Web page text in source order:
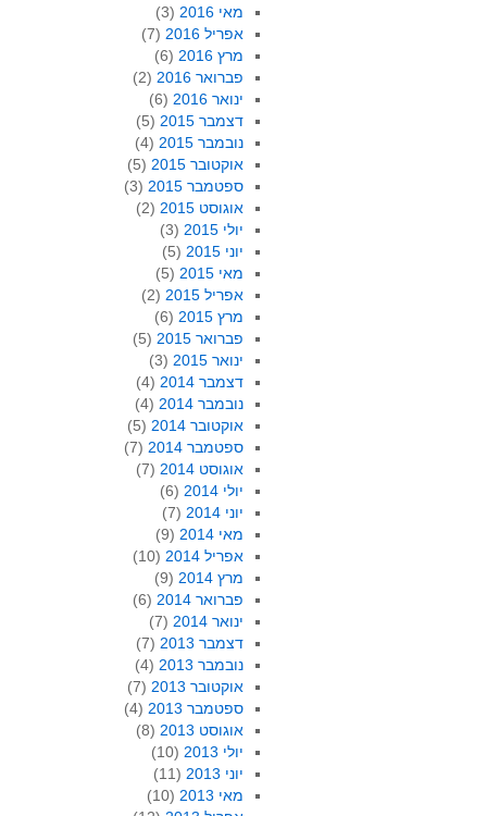
מאי 2016
(3)
אפריל 2016
(7)
מרץ 2016
(6)
פברואר 2016
(2)
ינואר 2016
(6)
דצמבר 2015
(5)
נובמבר 2015
(4)
אוקטובר 2015
(5)
ספטמבר 2015
(3)
אוגוסט 2015
(2)
יולי 2015
(3)
יוני 2015
(5)
מאי 2015
(5)
אפריל 2015
(2)
מרץ 2015
(6)
פברואר 2015
(5)
ינואר 2015
(3)
דצמבר 2014
(4)
נובמבר 2014
(4)
אוקטובר 2014
(5)
ספטמבר 2014
(7)
אוגוסט 2014
(7)
יולי 2014
(6)
יוני 2014
(7)
מאי 2014
(9)
אפריל 2014
(10)
מרץ 2014
(9)
פברואר 2014
(6)
ינואר 2014
(7)
דצמבר 2013
(7)
נובמבר 2013
(4)
אוקטובר 2013
(7)
ספטמבר 2013
(4)
אוגוסט 2013
(8)
יולי 2013
(10)
יוני 2013
(11)
מאי 2013
(10)